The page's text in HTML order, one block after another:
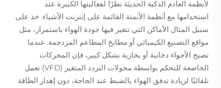
لأنظمة العادم الذكية الحديثة نظرًا لفعاليتها الكبيرة عند
استخدامها مع أنظمة الأتمتة القائمة على إنترنت الأشياء. خذ على
سبيل المثال الأماكن التي تتغير فيها جودة الهواء باستمرار، مثل
مواقع التصنيع الكيميائي أو مطابخ المطاعم المزدحمة. عندما
تصبح الأجواء دخانية أو بخارية بشكل كبير، فإن المحركات
الخاضعة للتحكم بواسطة محولات التردد المتغير (VFD) تعمل
تلقائيًا لزيادة تدفق الهواء بالضبط عند الحاجة، دون إهدار الطاقة